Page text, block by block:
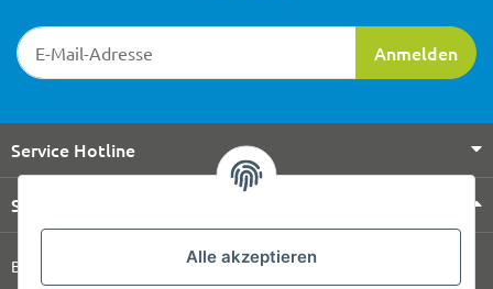
Alle akzeptieren
Newsletter-Registrierung
Anmelden
Service Hotline
Shop Service
Barrierefreiheitserklärung